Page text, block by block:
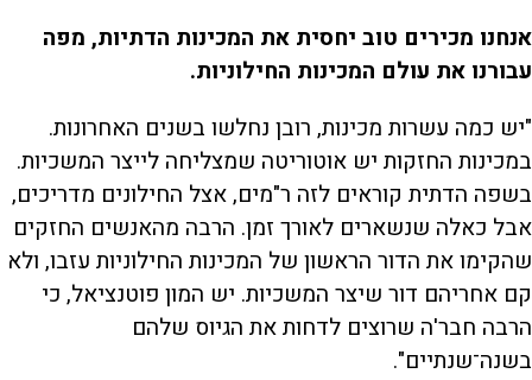
אנחנו מכירים טוב יחסית את המכינות הדתיות, מפה
עבורנו את עולם המכינות החילוניות.
"יש כמה עשרות מכינות, רובן נחלשו בשנים האחרונות.
במכינות החזקות יש אוטוריטה שמצליחה לייצר המשכיות.
בשפה הדתית קוראים לזה ר"מים, אצל החילונים מדריכים,
אבל כאלה שנשארים לאורך זמן. הרבה מהאנשים החזקים
שהקימו את הדור הראשון של המכינות החילוניות עזבו, ולא
קם אחריהם דור שיצר המשכיות. יש המון פוטנציאל, כי
הרבה חבר'ה שרוצים לדחות את הגיוס שלהם
בשנה־שנתיים".